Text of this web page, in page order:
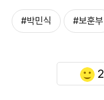
#박민식 #보훈부
2